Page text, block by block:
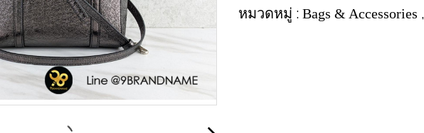
หมวดหมู่ : Bags & Accessories ,